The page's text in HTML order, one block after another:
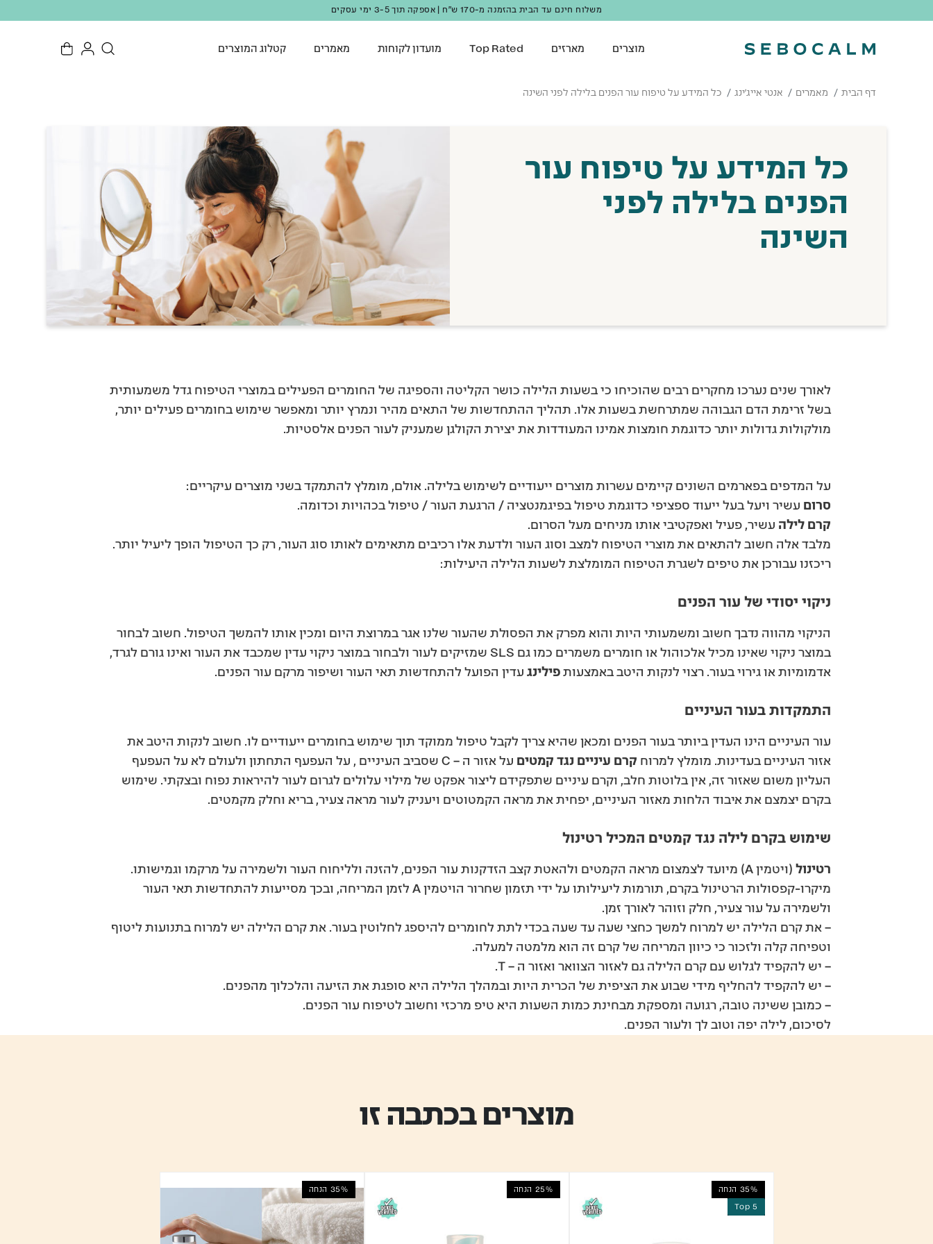
מצטרפים למועדון ונהנים מ-10 נק' מתנה + 10% הנחה ברכישה ראשונה!
מוצרים מארזים Top Rated מועדון לקוחות מאמרים קטלוג המוצרים
דף הבית מאמרים אנטי אייג'ינג כל המידע על טיפוח עור הפנים בלילה לפני השינה
כל המידע על טיפוח עור
הפנים בלילה לפני
השינה
לאורך שנים נערכו מחקרים רבים שהוכיחו כי בשעות הלילה כושר הקליטה והספיגה של החומרים הפעילים במוצרי הטיפוח גדל משמעותית
בשל זרימת הדם הגבוהה שמתרחשת בשעות אלו. תהליך ההתחדשות של התאים מהיר ונמרץ יותר ומאפשר שימוש בחומרים פעילים יותר,
מולקולות גדולות יותר כדוגמת חומצות אמינו המעודדות את יצירת הקולגן שמעניק לעור הפנים אלסטיות.
על המדפים בפארמים השונים קיימים עשרות מוצרים ייעודיים לשימוש בלילה. אולם, מומלץ להתמקד בשני מוצרים עיקריים:
סרום עשיר ויעל בעל ייעוד ספציפי כדוגמת טיפול בפיגמנטציה / הרגעת העור / טיפול בכהויות וכדומה.
קרם לילה עשיר, פעיל ואפקטיבי אותו מניחים מעל הסרום.
מלבד אלה חשוב להתאים את מוצרי הטיפוח למצב וסוג העור ולדעת אלו רכיבים מתאימים לאותו סוג העור, רק כך הטיפול הופך ליעיל יותר.
ריכזנו עבורכן את טיפים לשגרת הטיפוח המומלצת לשעות הלילה היעילות:
ניקוי יסודי של עור הפנים
הניקוי מהווה נדבך חשוב ומשמעותי היות והוא מפרק את הפסולת שהעור שלנו אגר במרוצת היום ומכין אותו להמשך הטיפול. חשוב לבחור
במוצר ניקוי שאינו מכיל אלכוהול או חומרים משמרים כמו גם SLS שמזיקים לעור ולבחור במוצר ניקוי עדין שמכבד את העור ואינו גורם לגרד,
אדמומיות או גירוי בעור. רצוי לנקות היטב באמצעותפילינג עדין הפועל להתחדשות תאי העור ושיפור מרקם עור הפנים.
התמקדות בעור העיניים
עור העיניים הינו העדין ביותר בעור הפנים ומכאן שהיא צריך לקבל טיפול ממוקד תוך שימוש בחומרים ייעודיים לו. חשוב לנקות היטב את
אזור העיניים בעדינות. מומלץ למרוח קרם עיניים נגד קמטים
על אזור ה – C שסביב העיניים , על העפעף התחתון ולעולם לא על העפעף
העליון משום שאזור זה, אין בלוטות חלב, וקרם עיניים שתפקידם ליצור אפקט של מילוי עלולים לגרום לעור להיראות נפוח ובצקתי. שימוש
בקרם יצמצם את איבוד הלחות מאזור העיניים, יפחית את מראה הקמטוטים ויעניק לעור מראה צעיר, בריא וחלק מקמטים.
שימוש בקרם לילה נגד קמטים המכיל רטינול
רטינול
(ויטמין A) מיועד לצמצום מראה הקמטים ולהאטת קצב הזדקנות עור הפנים, להזנה ולליחוח העור ולשמירה על מרקמו וגמישותו.
מיקרו-קפסולות הרטינול בקרם, תורמות ליעילותו על ידי תזמון שחרור הויטמין A לזמן המריחה, ובכך מסייעות להתחדשות תאי העור
ולשמירה על עור צעיר, חלק וזוהר לאורך זמן.
– את קרם הלילה יש למרוח למשך כחצי שעה עד שעה בכדי לתת לחומרים להיספג לחלוטין בעור. את קרם הלילה יש למרוח בתנועות ליטוף
וטפיחה קלה ולזכור כי כיוון המריחה של קרם זה הוא מלמטה למעלה.
– יש להקפיד לגלוש עם קרם הלילה גם לאזור הצוואר ואזור ה – T.
– יש להקפיד להחליף מידי שבוע את הציפית של הכרית היות ובמהלך הלילה היא סופגת את הזיעה והלכלוך מהפנים.
– כמובן ששינה טובה, רגועה ומספקת מבחינת כמות השעות היא טיפ מרכזי וחשוב לטיפוח עור הפנים.
לסיכום, לילה יפה וטוב לך ולעור הפנים.
מוצרים בכתבה זו
Top 5
35% הנחה 25% הנחה 35% הנחה